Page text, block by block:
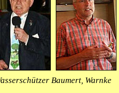
Baumert, Warnke